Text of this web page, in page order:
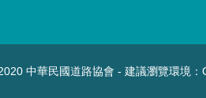
中華民國道路協會 - 建議瀏覽環境：